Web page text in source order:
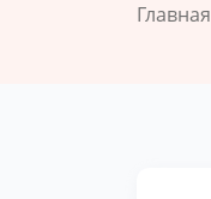
Главная